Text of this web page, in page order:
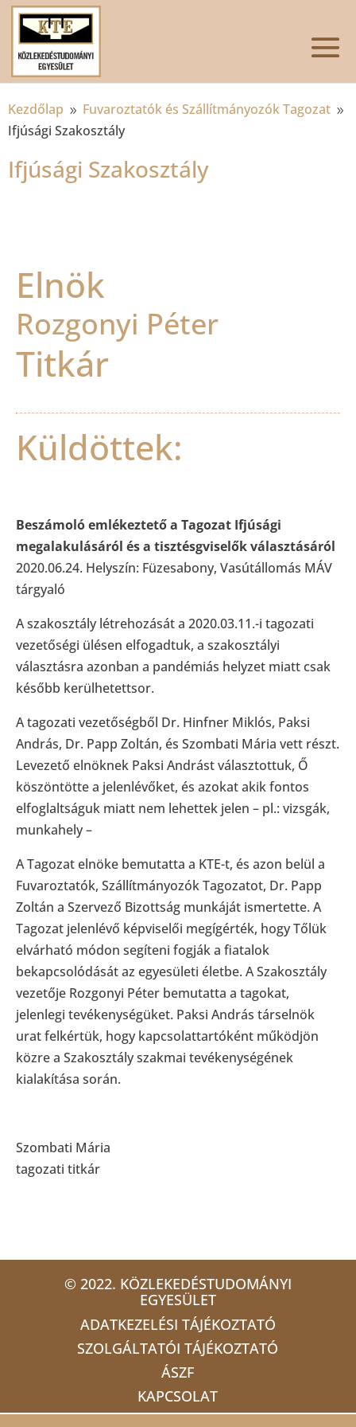
Kezdőlap 9 Fuvaroztatók és Szállítmányozók Tagozat 9
Ifjúsági Szakosztály
Ifjúsági Szakosztály
Elnök
Rozgonyi Péter
Titkár
Küldöttek:
Beszámoló emlékeztető a Tagozat Ifjúsági
megalakulásáról és a tisztésgviselők választásáról
2020.06.24. Helyszín: Füzesabony, Vasútállomás MÁV
tárgyaló
A szakosztály létrehozását a 2020.03.11.-i tagozati
vezetőségi ülésen elfogadtuk, a szakosztályi
választásra azonban a pandémiás helyzet miatt csak
később kerülhetettsor.
A tagozati vezetőségből Dr. Hinfner Miklós, Paksi
András, Dr. Papp Zoltán, és Szombati Mária vett részt.
Levezető elnöknek Paksi Andrást választottuk, Ő
köszöntötte a jelenlévőket, és azokat akik fontos
elfoglaltságuk miatt nem lehettek jelen – pl.: vizsgák,
munkahely –
A Tagozat elnöke bemutatta a KTE-t, és azon belül a
Fuvaroztatók, Szállítmányozók Tagozatot, Dr. Papp
Zoltán a Szervező Bizottság munkáját ismertette. A
Tagozat jelenlévő képviselői megígérték, hogy Tőlük
elvárható módon segíteni fogják a fiatalok
bekapcsolódását az egyesületi életbe. A Szakosztály
vezetője Rozgonyi Péter bemutatta a tagokat,
jelenlegi tevékenységüket. Paksi András társelnök
urat felkértük, hogy kapcsolattartóként működjön
közre a Szakosztály szakmai tevékenységének
kialakítása során.
Szombati Mária
tagozati titkár
© 2022. KÖZLEKEDÉSTUDOMÁNYI
EGYESÜLET
ADATKEZELÉSI TÁJÉKOZTATÓ
SZOLGÁLTATÓI TÁJÉKOZTATÓ
ÁSZF
KAPCSOLAT